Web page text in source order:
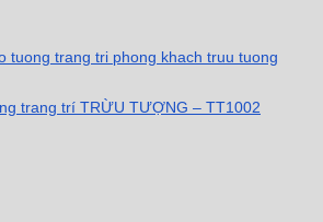
trang trí TRỪU TƯỢNG – TT1002